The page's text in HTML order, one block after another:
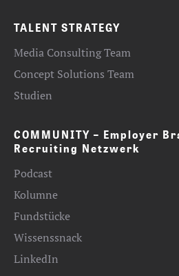
TALENT STRATEGY
Media Consulting Team
Concept Solutions Team
Studien
COMMUNITY – Employer
Recruiting Netzwerk
Podcast
Kolumne
Fundstücke
Wissenssnack
LinkedIn